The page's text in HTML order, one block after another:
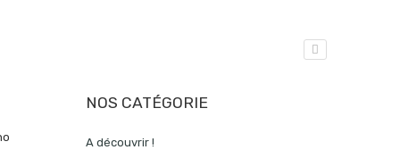
NOS CATÉGORIE
A découvrir !